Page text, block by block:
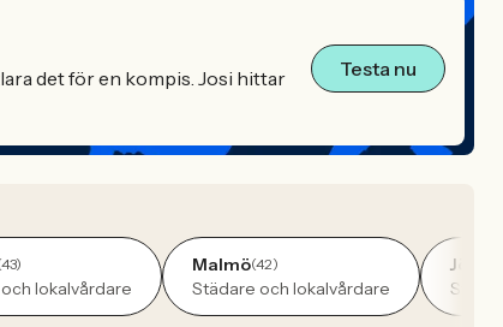
det för en kompis. Josi hittar
Testa nu
lokalvårdare
Malmö(42)
Städare och lokalvårdare